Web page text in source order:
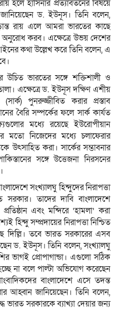
হলে হাসিনার প্রত্যাবর্তনের বিষয়ে
ড. ইউনূস। তিনি বলেন,
রায় এলে আমরা ভারতের কাছে
অনুরোধ করব। এক্ষেত্রে উভয় দেশের
কথা উল্লেখ করে তিনি বলেন, এ
উচিত ভারতের সঙ্গে শক্তিশালী ও
এক্ষেত্রে ড. ইউনূস দক্ষিণ এশীয়
পুনরুজ্জীবিত করার প্রস্তাব
বৈরি সম্পর্কের ফলে সার্ক কার্যত
মধ্যে রয়েছে ইউরোপীয়ান
মতো নিজেদের মধ্যে চলাফেরার
উৎসাহিত করা। সার্কের সম্ভাবনার
সঙ্গে উত্তেজনা নিরসনের
সংখ্যালঘু হিন্দুদের নিরাপত্তা
সরকার। তাদের দাবি বাংলাদেশে
এবং মন্দিরে ‘হামলা’ করা
হিন্দু সম্প্রদায়ের নিরাপত্তা নিশ্চিত
দিল্লি। তবে ভারত সরকারের এসব
ড. ইউনূস। তিনি বলেন, সংখ্যালঘু
ভাগই প্রোপাগান্ডা। এগুলো সঠিক
না বলে পাল্টা অভিযোগ করেছেন
বাংলাদেশে এসে তদন্ত
আহ্বান জানিয়েছেন। তিনি বলেন,
সরকারকে ব্যাখ্যা দেয়ার জন্য